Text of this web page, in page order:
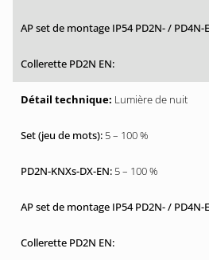
Lumière de nuit
5 – 100 %
5 – 100 %